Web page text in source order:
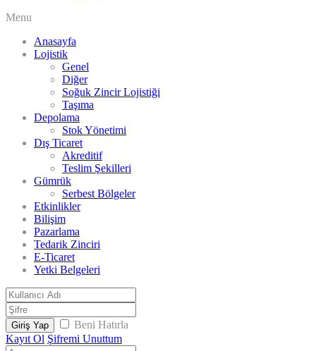
Menu
Anasayfa
Lojistik
Genel
Diğer
Soğuk Zincir Lojistiği
Taşıma
Depolama
Stok Yönetimi
Dış Ticaret
Akreditif
Teslim Şekilleri
Gümrük
Serbest Bölgeler
Etkinlikler
Bilişim
Pazarlama
Tedarik Zinciri
E-Ticaret
Yetki Belgeleri
Giriş Yap
Beni Hatırla
Kayıt Ol Şifremi Unuttum